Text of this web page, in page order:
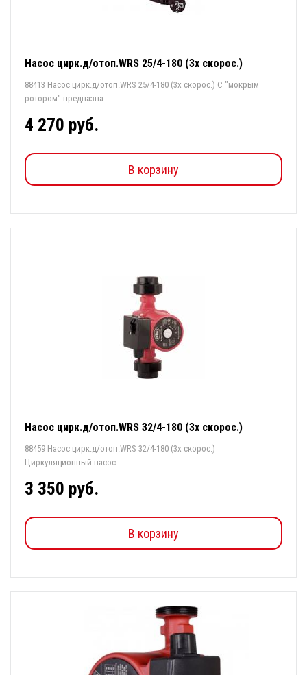
Насос цирк.д/отоп.WRS 25/4-180 (3х скорос.)
88413 Насос цирк.д/отоп.WRS 25/4-180 (3х скорос.) С "мокрым
ротором" предназна...
4 270 руб.
В корзину
Насос цирк.д/отоп.WRS 32/4-180 (3х скорос.)
88459 Насос цирк.д/отоп.WRS 32/4-180 (3х скорос.)
Циркуляционный насос ...
3 350 руб.
В корзину